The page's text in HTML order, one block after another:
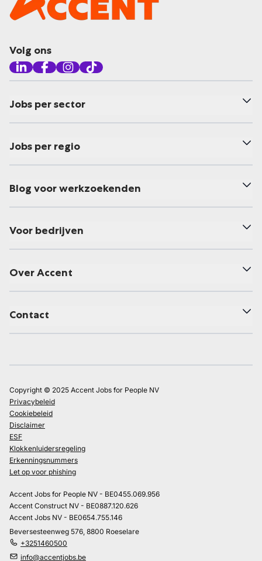
Volg ons
Jobs per sector
Jobs per regio
Blog voor werkzoekenden
Voor bedrijven
Over Accent
Contact
Copyright © 2025 Accent Jobs for People NV
Privacybeleid
Cookiebeleid
Disclaimer
ESF
Klokkenluidersregeling
Erkenningsnummers
Let op voor phishing
Accent Jobs for People NV - BE0455.069.956
Accent Construct NV - BE0887.120.626
Accent Jobs NV - BE0654.755.146
Beversesteenweg 576, 8800 Roeselare
+3251460500
info@accentjobs.be